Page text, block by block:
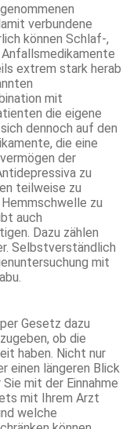
verbundene
können Schlaf-,
extrem stark herab
mit
die eigene
dennoch auf den
die eine
der
zu
teilweise zu
zu
auch
Dazu zählen
Selbstverständlich
mit
Gesetz dazu
ob die
haben. Nicht nur
einen längeren Blick
mit der Einnahme
mit Ihrem Arzt
welche